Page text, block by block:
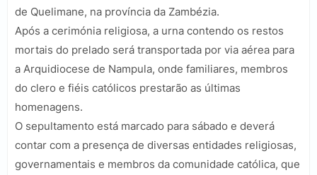
de Quelimane, na província da Zambézia.
Após a cerimónia religiosa, a urna contendo os restos
mortais do prelado será transportada por via aérea para
a Arquidiocese de Nampula, onde familiares, membros
do clero e fiéis católicos prestarão as últimas
homenagens.
O sepultamento está marcado para sábado e deverá
contar com a presença de diversas entidades religiosas,
governamentais e membros da comunidade católica, que